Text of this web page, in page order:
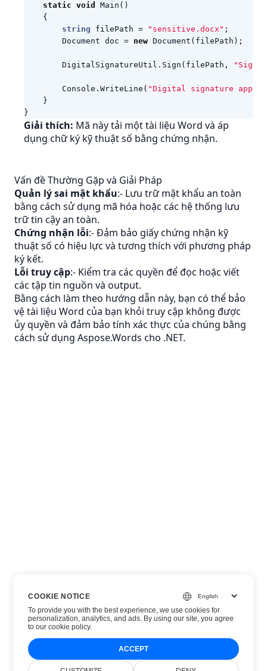
static void Main ()
{
string
filePath = "sensitive.docx" ;
Document doc = new Document ( filePath );
DigitalSignatureUtil . Sign ( filePath ,
Console . WriteLine ( "Digital signature
}
}
Giải thích: Mã này tải một tài liệu Word và áp
dụng chữ ký kỹ thuật số bằng chứng nhận.
Vấn đề Thường Gặp và Giải Pháp
Quản lý sai mật khẩu:- Lưu trữ mật khẩu an toàn
bằng cách sử dụng mã hóa hoặc các hệ thống lưu
trữ tin cậy an toàn.
Chứng nhận lỗi:- Đảm bảo giấy chứng nhận kỹ
thuật số có hiệu lực và tương thích với phương pháp
ký kết.
Lỗi truy cập:- Kiểm tra các quyền để đọc hoặc viết
các tập tin nguồn và output.
Bằng cách làm theo hướng dẫn này, bạn có thể bảo
vệ tài liệu Word của bạn khỏi truy cập không được
ủy quyền và đảm bảo tính xác thực của chúng bằng
cách sử dụng Aspose.Words cho .NET.
COOKIE NOTICE
To provide you with the best experience, we use cookies for
personalization, analytics, and ads. By using our site, you agree
toour cookie policy.
ACCEPT